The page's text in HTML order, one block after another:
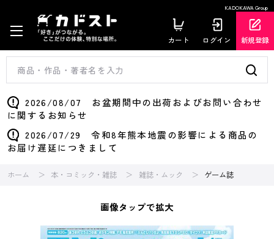
KADOKAWA Group
カート ログイン 新規登録
2026/08/07 お盆期間中の出荷およびお問い合わせ
に関するお知らせ
2026/07/29 令和8年熊本地震の影響による商品の
お届け遅延につきまして
ホーム 本・コミック・雑誌 雑誌・ムック ゲーム誌
画像タップで拡大